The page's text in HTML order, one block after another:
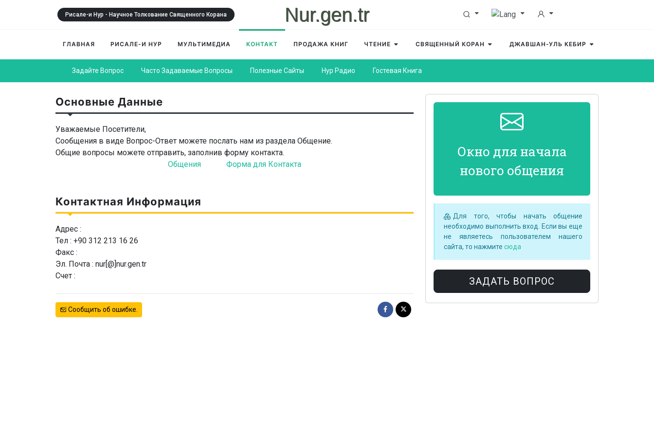
Nur.gen.tr
Рисале-и Нур - Научное Толкование Священного Корана
ГЛАВНАЯ РИСАЛЕ-И НУР МУЛЬТИМЕДИА КОНТАКТ ПРОДАЖА КНИГ ЧТЕНИЕ СВЯЩЕННЫЙ КОРАН ДЖАВШАН-УЛЬ КЕБИР
Задайте Вопрос Часто Задаваемые Вопросы Полезные Сайты Нур Радио Гостевая Книга
Основные Данные
Уважаемые Посетители,
Сообщения в виде Вопрос-Ответ можете послать нам из раздела Общение.
Общие вопросы можете отправить, заполнив форму контакта.
Общения
Форма для Контакта
Контактная Информация
Адрес :
Тел : +90 312 213 16 26
Факс :
Эл. Почта : nur[@]nur.gen.tr
Счет :
Сообщить об ошибке.
Окно для начала
нового общения
Для того, чтобы начать общение
необходимо выполнить вход. Если вы еще
не являетесь пользователем нашего
сайта, то нажмите сюда
ЗАДАТЬ ВОПРОС